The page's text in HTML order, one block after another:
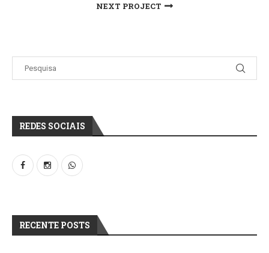
NEXT PROJECT
REDES SOCIAIS
RECENTE POSTS